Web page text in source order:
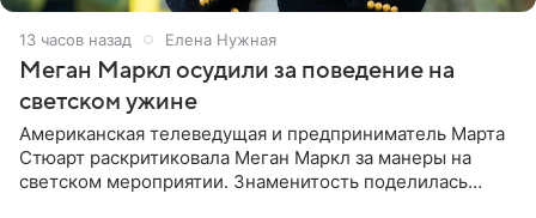
13 часов назад Елена Нужная
Меган Маркл осудили за поведение на
светском ужине
Американская телеведущая и предприниматель Марта
Стюарт раскритиковала Меган Маркл за манеры на
светском мероприятии. Знаменитость поделилась